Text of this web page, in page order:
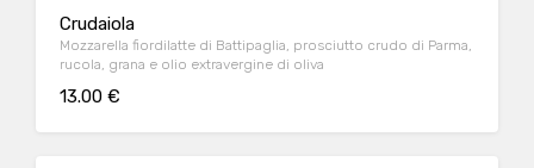
Crudaiola
Mozzarella fiordilatte di Battipaglia, prosciutto crudo di Parma,
rucola, grana e olio extravergine di oliva
13.00 €